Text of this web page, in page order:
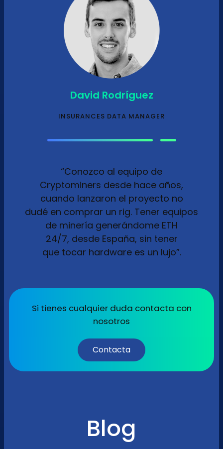
David Rodríguez
INSURANCES DATA MANAGER
“Conozco al equipo de
Cryptominers desde hace años,
cuando lanzaron el proyecto no
dudé en comprar un rig. Tener equipos
de minería generándome ETH
24/7, desde España, sin tener
que tocar hardware es un lujo”.
Si tienes cualquier duda contacta con
nosotros
Contacta
Blog